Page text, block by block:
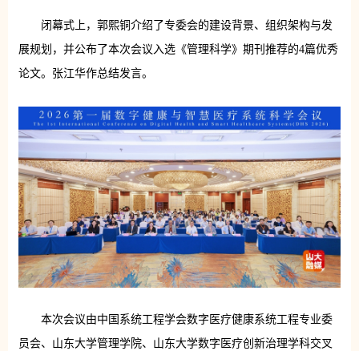
闭幕式上，郭熙铜介绍了专委会的建设背景、组织架构与发
展规划，并公布了本次会议入选《管理科学》期刊推荐的4篇优秀
论文。张江华作总结发言。
本次会议由中国系统工程学会数字医疗健康系统工程专业委
员会、山东大学管理学院、山东大学数字医疗创新治理学科交叉